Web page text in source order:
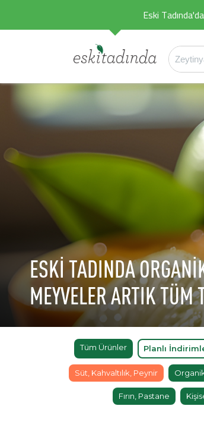
Eski
ESKİ TADINDA
MEYVELER ARTIK TÜM
Tüm Ürünler Planlı
Süt, Kahvaltılık, Peynir
Fırın, Pastane